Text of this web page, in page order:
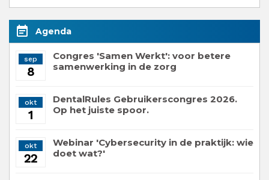
event_note Agenda
sep
8
Congres 'Samen Werkt': voor betere
samenwerking in de zorg
okt
1
DentalRules Gebruikerscongres 2026.
Op het juiste spoor.
okt
22
Webinar 'Cybersecurity in de praktijk: wie
doet wat?'